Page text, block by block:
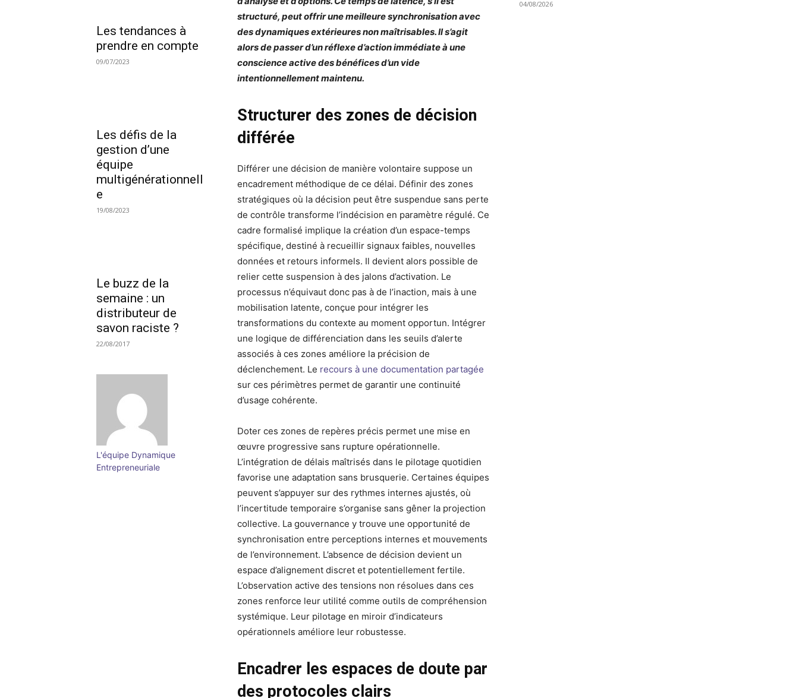
Les tendances à
prendre en compte
09/07/2023
Les défis de la
gestion d’une
équipe
multigénérationnell
e
19/08/2023
Le buzz de la
semaine : un
distributeur de
savon raciste ?
22/08/2017
L'équipe Dynamique
Entrepreneuriale
structuré, peut offrir une meilleure synchronisation avec
des dynamiques extérieures non maîtrisables. Il s’agit
alors de passer d’un réflexe d’action immédiate à une
conscience active des bénéfices d’un vide
intentionnellement maintenu.
Structurer des zones de décision
différée
Différer une décision de manière volontaire suppose un
encadrement méthodique de ce délai. Définir des zones
stratégiques où la décision peut être suspendue sans perte
de contrôle transforme l’indécision en paramètre régulé. Ce
cadre formalisé implique la création d’un espace-temps
spécifique, destiné à recueillir signaux faibles, nouvelles
données et retours informels. Il devient alors possible de
relier cette suspension à des jalons d’activation. Le
processus n’équivaut donc pas à de l’inaction, mais à une
mobilisation latente, conçue pour intégrer les
transformations du contexte au moment opportun. Intégrer
une logique de différenciation dans les seuils d’alerte
associés à ces zones améliore la précision de
déclenchement. Le recours à une documentation partagée
sur ces périmètres permet de garantir une continuité
d’usage cohérente.
Doter ces zones de repères précis permet une mise en
œuvre progressive sans rupture opérationnelle.
L’intégration de délais maîtrisés dans le pilotage quotidien
favorise une adaptation sans brusquerie. Certaines équipes
peuvent s’appuyer sur des rythmes internes ajustés, où
l’incertitude temporaire s’organise sans gêner la projection
collective. La gouvernance y trouve une opportunité de
synchronisation entre perceptions internes et mouvements
de l’environnement. L’absence de décision devient un
espace d’alignement discret et potentiellement fertile.
L’observation active des tensions non résolues dans ces
zones renforce leur utilité comme outils de compréhension
systémique. Leur pilotage en miroir d’indicateurs
opérationnels améliore leur robustesse.
Encadrer les espaces de doute par
des protocoles clairs
04/08/2026